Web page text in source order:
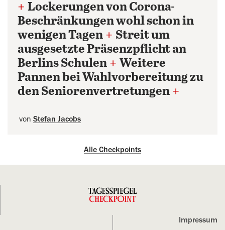
+ Lockerungen von Corona-
Beschränkungen wohl schon in
wenigen Tagen + Streit um
ausgesetzte Präsenzpflicht an
Berlins Schulen + Weitere
Pannen bei Wahlvorbereitung zu
den Seniorenvertretungen +
von Stefan Jacobs
Alle Checkpoints
Impressum